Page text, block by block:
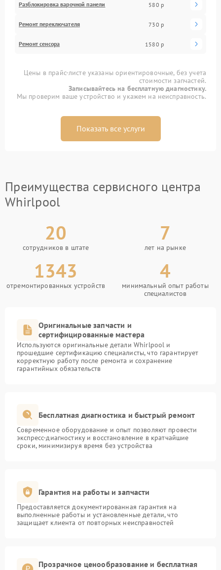
Разблокировка варочной панели 580 р
Ремонт переключателя 730 р
Ремонт сенсора 1580 р
Цены в прайс-листе указаны ориентировочные, без учета
стоимости запчастей.
Записывайтесь на бесплатную диагностику.
Мы проверим ваше устройство и укажем на неисправность.
Показать все услуги
Преимущества сервисного центра
Whirlpool
20
сотрудников в штате
7
лет на рынке
1343
отремонтированных устройств
4
минимальный опыт работы
специалистов
Оригинальные запчасти и
сертифицированные мастера
Используются оригинальные детали Whirlpool и
прошедшие сертификацию специалисты, что гарантирует
корректную работу после ремонта и сохранение
гарантийных обязательств
Бесплатная диагностика и быстрый ремонт
Современное оборудование и опыт позволяют провести
экспресс-диагностику и восстановление в кратчайшие
сроки, минимизируя время без устройства
Гарантия на работы и запчасти
Предоставляется документированная гарантия на
выполненные работы и установленные детали, что
защищает клиента от повторных неисправностей
Прозрачное ценообразование и бесплатная